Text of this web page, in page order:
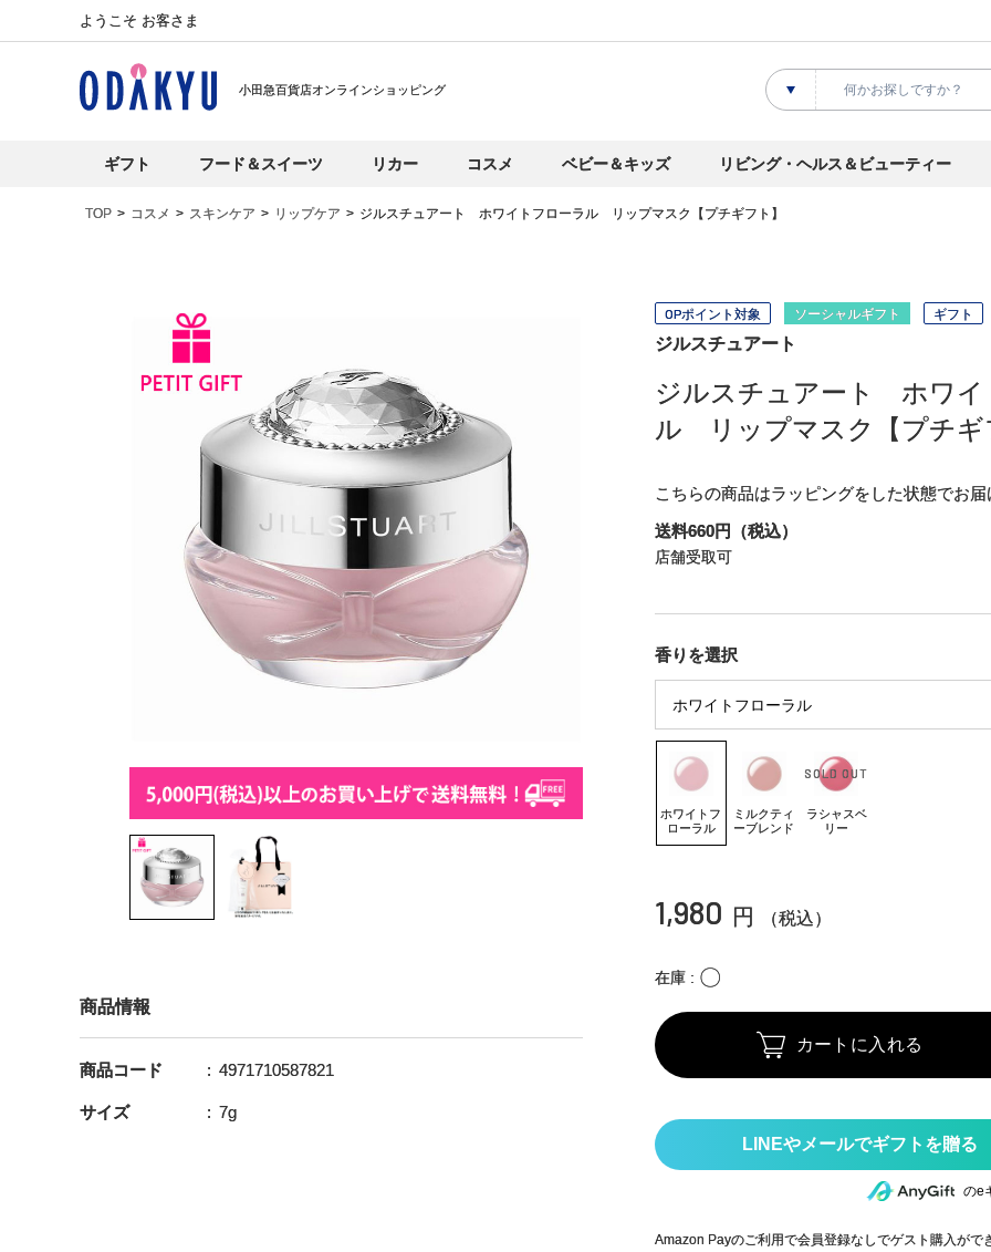
ようこそ お客さま
小田急百貨店オンラインショッピング
ギフト フード＆スイーツ リカー コスメ ベビー＆キッズ リビング・ヘルス＆ビューティー
TOP コスメ スキンケア リップケア ジルスチュアート ホワイトフローラル リップマスク【プチギフト】
OPポイント対象 ソーシャルギフト ギフト
ジルスチュアート
ジルスチュアート ホワイ
ル リップマスク【プチギ
こちらの商品はラッピングをした状態でお
送料660円（税込）
店舗受取可
香りを選択
ホワイトフ
ローラル
ミルクティ
ーブレンド
ラシャスベ
リー
1,980 円 （税込）
在庫 〇
カートに入れる
のe
Amazon Payのご利用で会員登録なしでゲスト購入がで
商品情報
商品コード 4971710587821
サイズ 7g